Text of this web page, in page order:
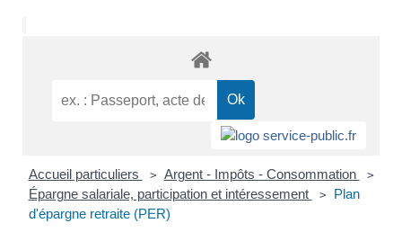
Accueil particuliers > Argent - Impôts - Consommation >
Épargne salariale, participation et intéressement >
Plan
d'épargne retraite (PER)